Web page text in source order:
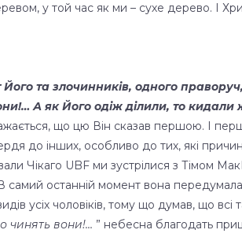
у той час як ми – сухе дерево. І
та злочинників, одного
А як Його одіж ділили, то кидали
що цю Він сказав першою. І
до інших, особливо до тих, які
Чікаго UBF ми зустрілися з Тімом
В самий останній момент вона
усіх чоловіків, тому що думав, що всі
чинять вони!… ” небесна благодать